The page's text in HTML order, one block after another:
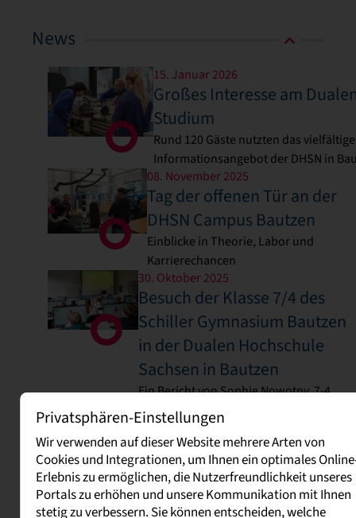
News
15. Januar 2026
Großes Interesse am
Studium
Rund 120 Gäste nutzten das vielfältige
Informationsangebot der DHSN in
08. November 2025
Tag der offenen Tür an der
DHSN Campus Bautzen
Einblicke in Theorie, Labor und
Karrierechancen
30. Oktober 2025
Besuch der Klasse 7/4 des
Schiller Gymnasium Bautzen
in der Dualen Hochschule
Sachsen in Bautzen
Ein Bericht von Sophie Nowotny, 7-4
Schiller Gymnasium Bautzen
24. Oktober 2025
Erster Abschlussjahrgang der
Dualen Hochschule Sachsen
Bautzen feiert herausragende
Privatsphären-Einstellungen
Wir verwenden auf dieser Website mehrere Arten von
Cookies und Integrationen, um Ihnen ein optimales
Erlebnis zu ermöglichen, die Nutzerfreundlichkeit unseres
Portals zu erhöhen und unsere Kommunikation mit Ihnen
stetig zu verbessern. Sie können entscheiden, welche